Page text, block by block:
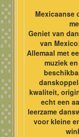
Mexicaanse
Geniet van
van
Allemaal met
muziek
kwaliteit,
echt een
leerzame
voor kleine